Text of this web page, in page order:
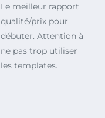
Le meilleur rapport
qualité/prix pour
débuter. Attention à
ne pas trop utiliser
les templates.